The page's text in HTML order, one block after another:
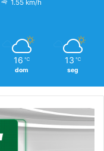
1.55 km/h
16 ℃
dom
13 ℃
seg